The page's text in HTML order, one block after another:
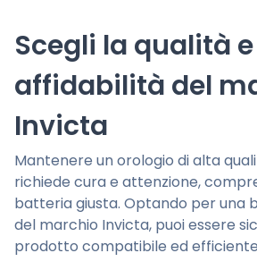
Scegli la qualità e
affidabilità del
Invicta
Mantenere un orologio di alta
richiede cura e attenzione,
batteria giusta. Optando per una
del marchio Invicta, puoi essere
prodotto compatibile ed